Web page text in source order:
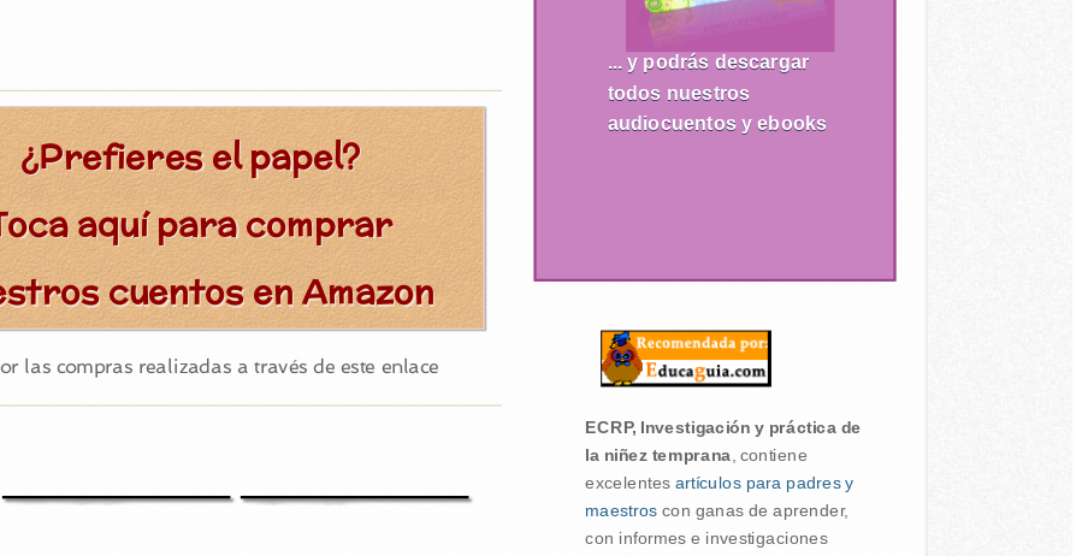
¿Prefieres el papel?
aquí para comprar
cuentos en Amazon
las compras realizadas a través de este enlace
... y podrás descargar
todos nuestros
audiocuentos y ebooks
ECRP, Investigación y práctica de
la niñez temprana, contiene
excelentes artículos para padres y
maestros con ganas de aprender,
con informes e investigaciones